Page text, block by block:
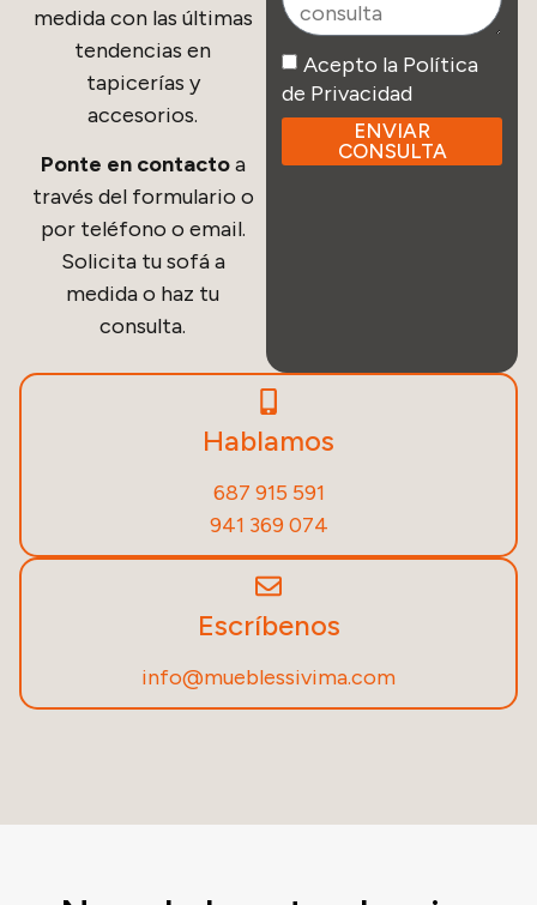
Acepto la Política
de Privacidad
ENVIAR
CONSULTA
medida con las últimas
tendencias en
tapicerías y
accesorios.
Ponte en contactoa
través del formulario o
por teléfono o email.
Solicita tu sofá a
medida o haz tu
consulta.
Hablamos
687 915 591
941 369 074
Escríbenos
info@mueblessivima.com